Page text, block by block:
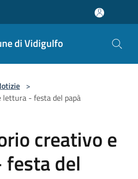
di Vidigulfo
>
lettura - festa del papà
creativo e
del